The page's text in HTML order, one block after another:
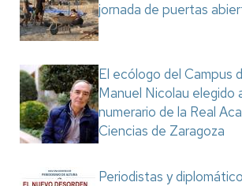
jornada de puertas
El ecólogo del Campus
Manuel Nicolau elegido
numerario de la Real
Ciencias de Zaragoza
Periodistas y